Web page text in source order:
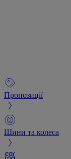
Пропозиції
Шини та колеса